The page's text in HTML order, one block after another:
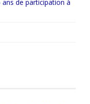
ans de participation à